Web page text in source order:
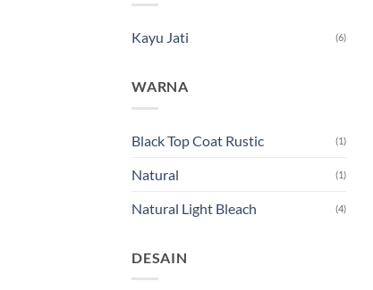
Kayu Jati (6)
WARNA
Black Top Coat Rustic (1)
Natural (1)
Natural Light Bleach (4)
DESAIN